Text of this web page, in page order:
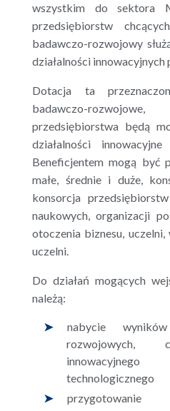
wszystkim do sektora
przedsiębiorstw
badawczo-rozwojowy
działalności innowacyjnych
Dotacja ta
badawczo-
przedsiębiorstwa będą
działalności
Beneficjentem mogą być
małe, średnie i duże,
konsorcja
naukowych, organizacji
otoczenia biznesu,
uczelni.
Do działań mogących
należą:
nabycie
rozwojowych,
technologicznego